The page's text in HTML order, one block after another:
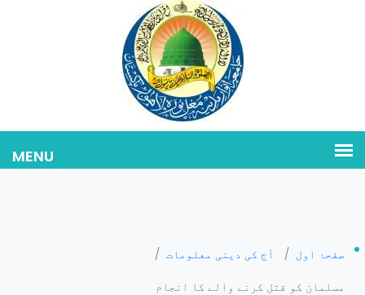
صفحۂ اول / آج کی دینی معلومات /
مسلمان کو قتل کرنے والے کا انجام